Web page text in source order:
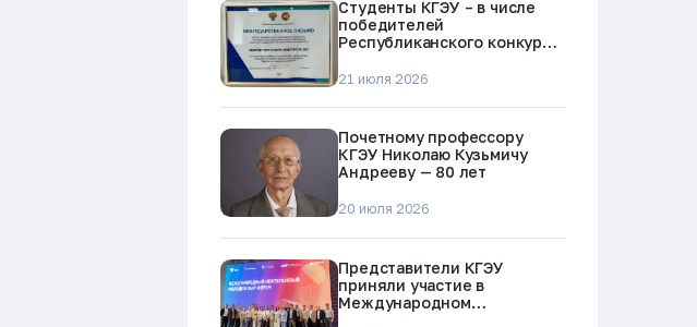
Студенты КГЭУ – в числе
победителей
Республиканского конкурса
наркотиков и телефонного
21 июля 2026
Почетному профессору
КГЭУ Николаю Кузьмичу
Андрееву — 80 лет
20 июля 2026
Представители КГЭУ
приняли участие в
Международном